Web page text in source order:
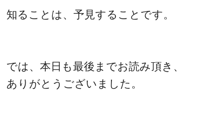
知ることは、予見することです。
では、本日も最後までお読み頂き、
ありがとうございました。